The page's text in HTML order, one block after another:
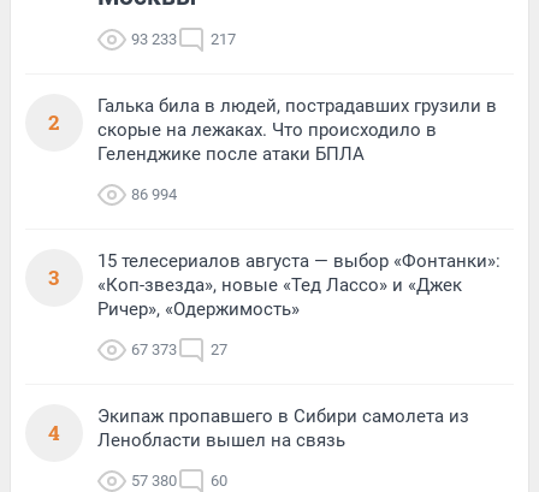
93 233 217
2
Галька била в людей, пострадавших грузили в
скорые на лежаках. Что происходило в
Геленджике после атаки БПЛА
86 994
3
15 телесериалов августа — выбор «Фонтанки»:
«Коп-звезда», новые «Тед Лассо» и «Джек
Ричер», «Одержимость»
67 373 27
4
Экипаж пропавшего в Сибири самолета из
Ленобласти вышел на связь
57 380 60